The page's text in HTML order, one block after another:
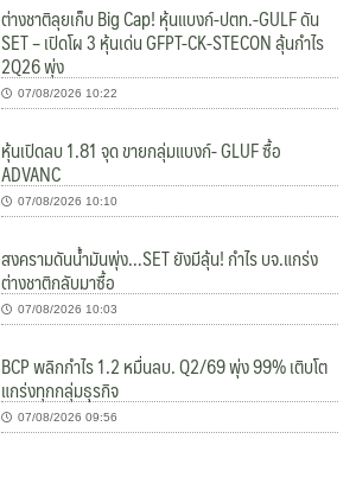
ต่างชาติลุยเก็บ Big Cap! หุ้นแบงก์-ปตท.-GULF ดัน
SET – เปิดโผ 3 หุ้นเด่น GFPT-CK-STECON ลุ้นกำไร
2Q26 พุ่ง
07/08/2026 10:22
หุ้นเปิดลบ 1.81 จุด ขายกลุ่มแบงก์- GLUF ซื้อ
ADVANC
07/08/2026 10:10
สงครามดันน้ำมันพุ่ง…SET ยังมีลุ้น! กำไร บจ.แกร่ง
ต่างชาติกลับมาซื้อ
07/08/2026 10:03
BCP พลิกกำไร 1.2 หมื่นลบ. Q2/69 พุ่ง 99% เติบโต
แกร่งทุกกลุ่มธุรกิจ
07/08/2026 09:56